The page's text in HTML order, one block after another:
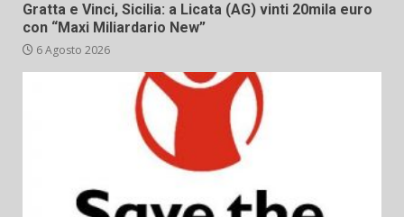
Gratta e Vinci, Sicilia: a Licata (AG) vinti 20mila euro
con “Maxi Miliardario New”
6 Agosto 2026